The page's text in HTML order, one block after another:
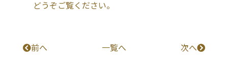
どうぞご覧ください。
前へ 一覧へ 次へ